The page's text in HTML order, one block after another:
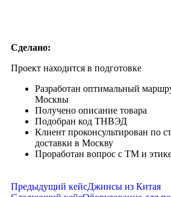
Сделано:
Проект находится в подготовке
Разработан оптимальный
Москвы
Получено описание товара
Подобран код ТНВЭД
Клиент проконсультирован по
доставки в Москву
Проработан вопрос с ТМ и
Предыдущий кейсДжинсы из Китая